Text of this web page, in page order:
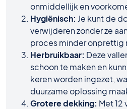
onmiddellijk en
Hygiënisch: Je kunt de
verwijderen zonder ze
proces minder onprettig
Herbruikbaar: Deze
schoon te maken en
keren worden ingezet,
duurzame oplossing
Grotere dekking: Met 12